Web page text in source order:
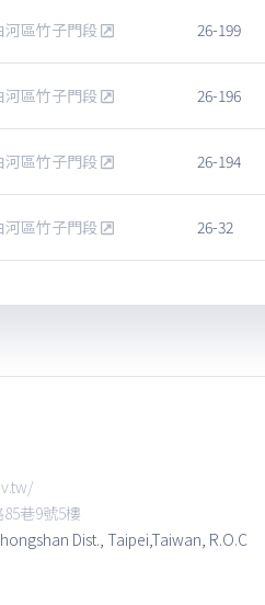
河區竹子門段 26-199
河區竹子門段 26-196
河區竹子門段 26-194
河區竹子門段 26-32
巷9號5樓
Dist., Taipei,Taiwan, R.O.C